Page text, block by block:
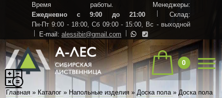
Время работы. Менеджеры:
Ежедневно с 9:00 до 21:00
Склад:
Пн-Пт 9:00 - 18:00, Сб 09:00 - 15:00, Вс - выходной
E-mail: alessibir@gmail.com
0
Главная » Каталог » Напольные изделия »Доска пола »Доска пола